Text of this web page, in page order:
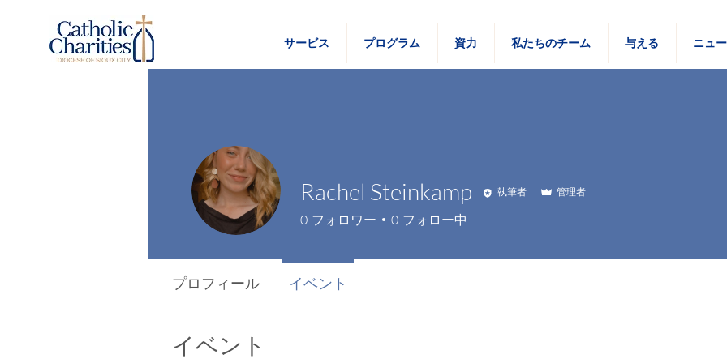
サービス プログラム 資力 私たちのチーム 与える ニュ
イベント
Rachel Steinkamp 執筆者 管理者
0 フォロワー 0 フォロー中
プロフィール イベント